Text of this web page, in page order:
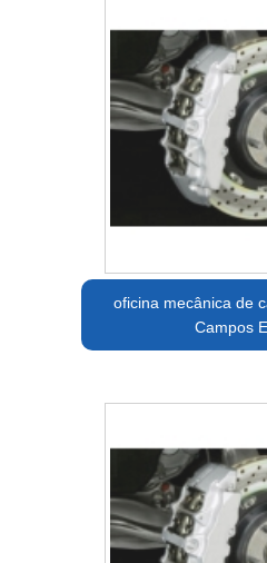
oficina mecânica de
Campos